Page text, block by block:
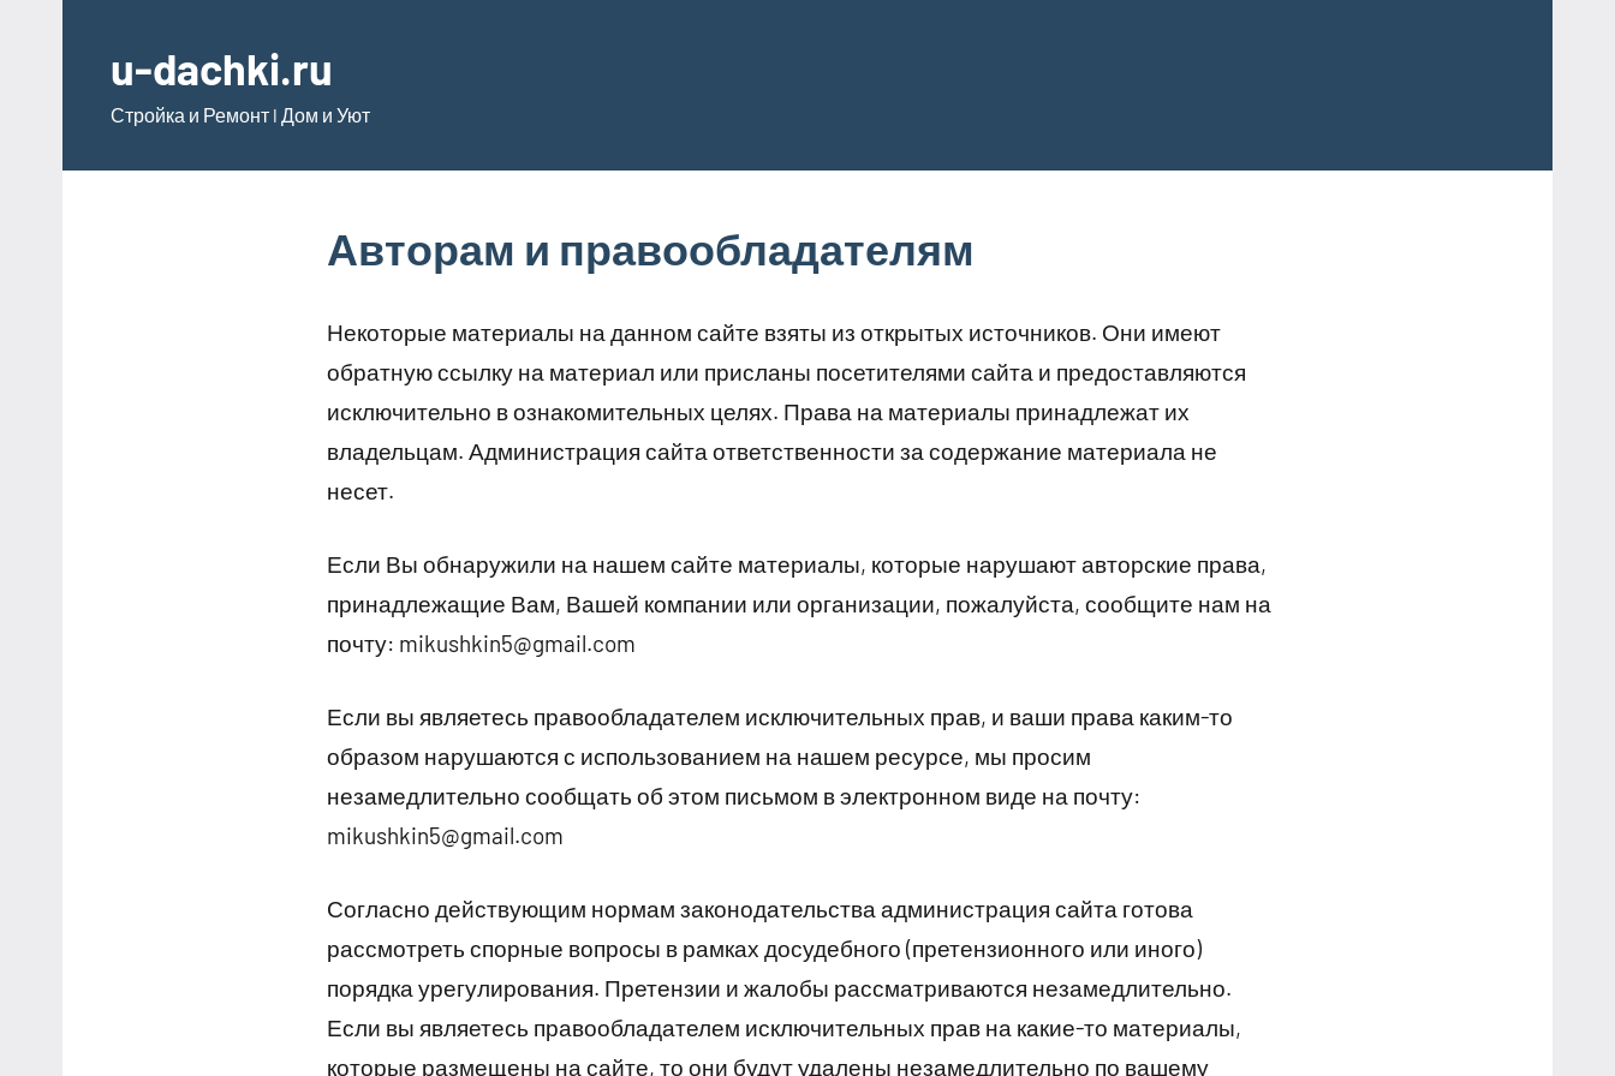
содержимому
u-dachki.ru
Стройка и Ремонт l Дом и Уют
Авторам и правообладателям
Некоторые материалы на данном сайте взяты из открытых источников. Они имеют
обратную ссылку на материал или присланы посетителями сайта и предоставляются
исключительно в ознакомительных целях. Права на материалы принадлежат их
владельцам. Администрация сайта ответственности за содержание материала не
несет.
Если Вы обнаружили на нашем сайте материалы, которые нарушают авторские права,
принадлежащие Вам, Вашей компании или организации, пожалуйста, сообщите нам на
почту: mikushkin5@gmail.com
Если вы являетесь правообладателем исключительных прав, и ваши права каким-то
образом нарушаются с использованием на нашем ресурсе, мы просим
незамедлительно сообщать об этом письмом в электронном виде на почту:
mikushkin5@gmail.com
Согласно действующим нормам законодательства администрация сайта готова
рассмотреть спорные вопросы в рамках досудебного (претензионного или иного)
порядка урегулирования. Претензии и жалобы рассматриваются незамедлительно.
Если вы являетесь правообладателем исключительных прав на какие-то материалы,
которые размещены на сайте, то они будут удалены незамедлительно по вашему